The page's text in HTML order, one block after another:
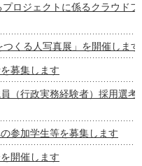
ロジェクトに係るクラウド
くる人写真展」を開催します
募集します
（行政実務経験者）採用選
参加学生等を募集します
開催します